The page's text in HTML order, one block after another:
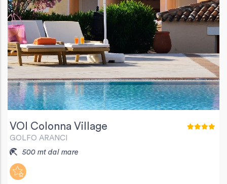
VOI Colonna Village
GOLFO ARANCI
500 mt dal mare